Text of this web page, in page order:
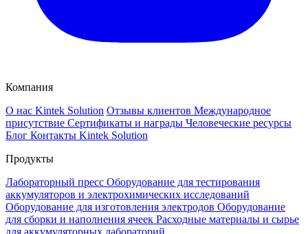
Компания
О нас Kintek Solution Отзывы клиентов Международное
присутствие Сертификаты и награды Человеческие ресурсы
Блог Контакты Kintek Solution
Продукты
Лабораторный пресс Оборудование для тестирования
аккумуляторов и электрохимических исследований
Оборудование для изготовления электродов Оборудование
для сборки и наполнения ячеек Расходные материалы и сырье
для аккумуляторных лабораторий